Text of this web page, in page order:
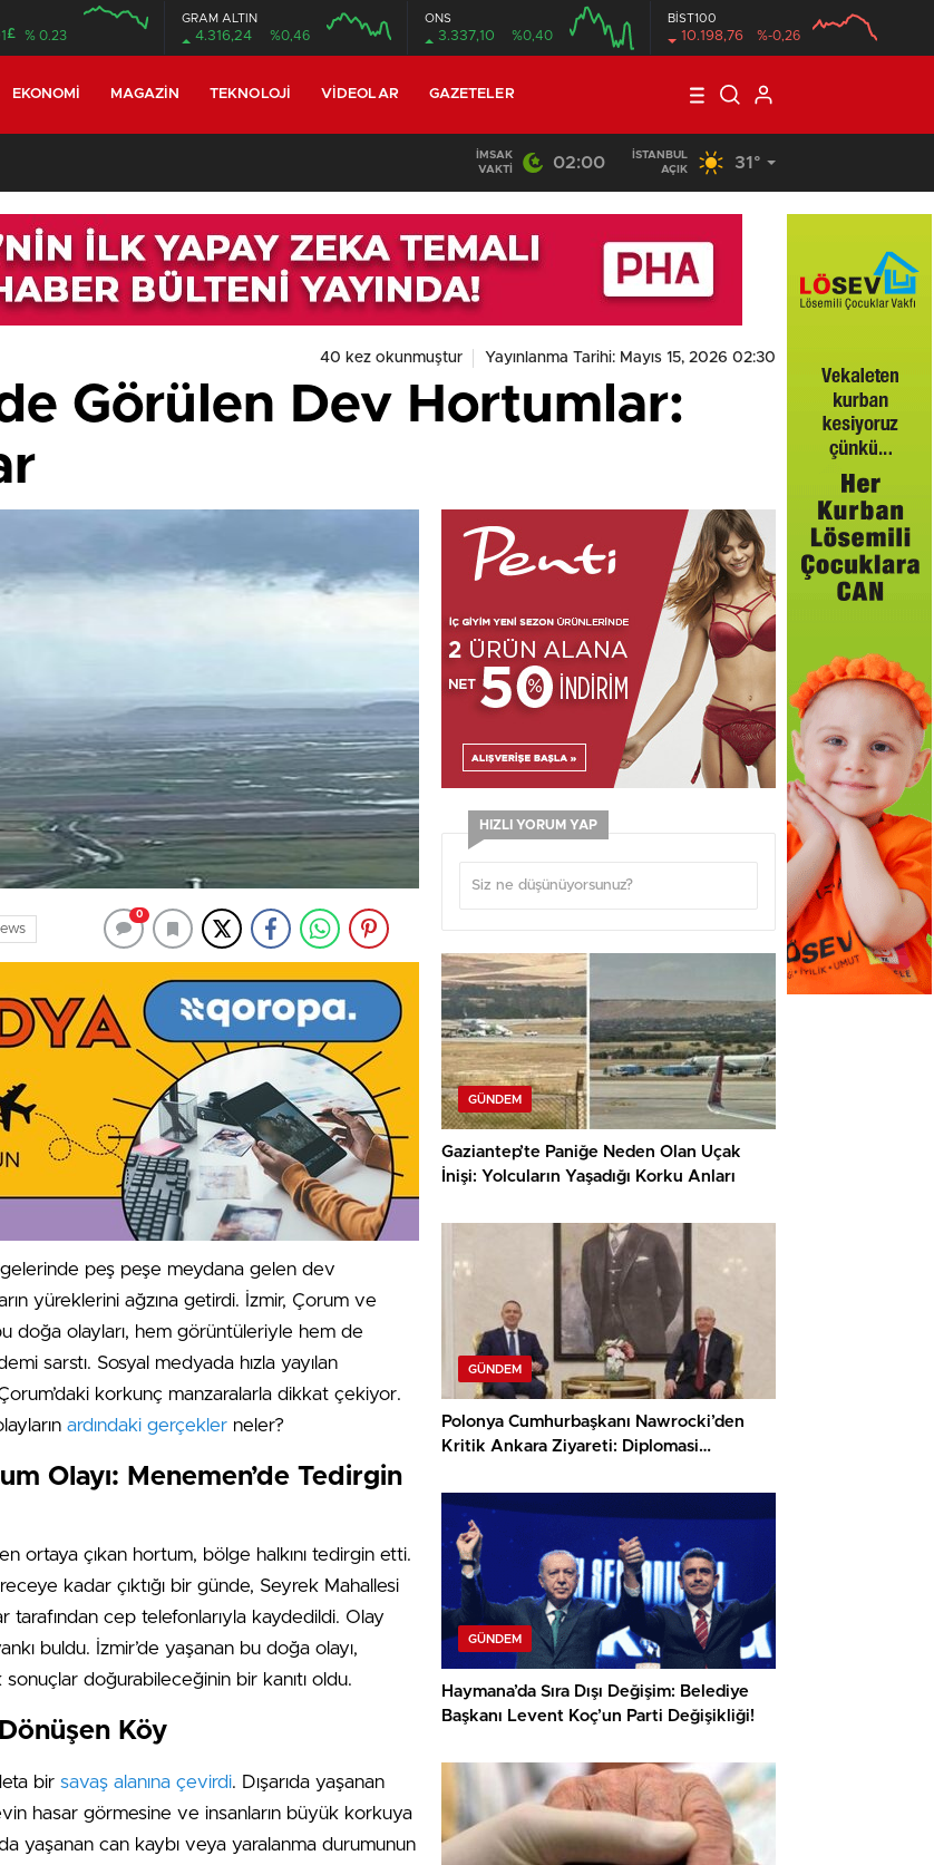
£ % 0.23
GRAM ALTIN
4.316,24 %0,46
ONS
3.337,10 %0,40
BİST100
10.198,76 %-0,26
EKONOMI MAGAZIN TEKNOLOJI VIDEOLAR GAZETELER
İMSAK
VAKTI
02:00
İSTANBUL
AÇIK
31°
40 kez okunmuştur Yayınlanma Tarihi: Mayıs 15, 2026 02:30
Görülen Dev Hortumlar:
0
peş peşe meydana gelen dev
yüreklerini ağzına getirdi. İzmir, Çorum ve
bu doğa olayları, hem görüntüleriyle hem de
sarstı. Sosyal medyada hızla yayılan
korkunç manzaralarla dikkat çekiyor.
ardındaki gerçekler neler?
Olayı: Menemen’de Tedirgin
ortaya çıkan hortum, bölge halkını tedirgin etti.
kadar çıktığı bir günde, Seyrek Mahallesi
cep telefonlarıyla kaydedildi. Olay
buldu. İzmir’de yaşanan bu doğa olayı,
doğurabileceğinin bir kanıtı oldu.
Köy
bir savaş alanına çevirdi. Dışarıda yaşanan
hasar görmesine ve insanların büyük korkuya
yaşanan can kaybı veya yaralanma durumunun
HIZLI YORUM YAP
GÜNDEM
Gaziantep’te Paniğe Neden Olan Uçak
İnişi: Yolcuların Yaşadığı Korku Anları
GÜNDEM
Polonya Cumhurbaşkanı Nawrocki’den
Kritik Ankara Ziyareti: Diplomasi
GÜNDEM
Haymana’da Sıra Dışı Değişim: Belediye
Başkanı Levent Koç’un Parti Değişikliği!